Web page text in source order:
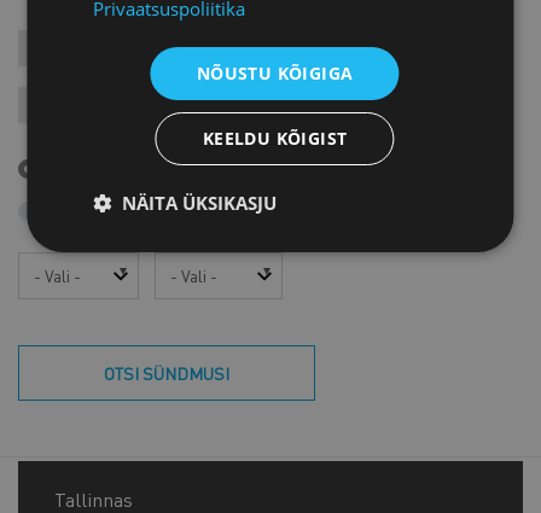
KONTAKTÜRITUSED KOOLITUSED LIIKMEÜRITUSED
MESSID VARIA
Tulevased sündmused
Otsi arhiivist
Aasta Kuu
OTSI SÜNDMUSI
Tallinnas
Privaatsuspoliitika
NÕUSTU KÕIGIGA
KEELDU KÕIGIST
NÄITA ÜKSIKASJU